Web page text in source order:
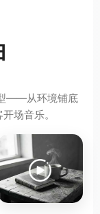
——从环境铺底
场音乐。